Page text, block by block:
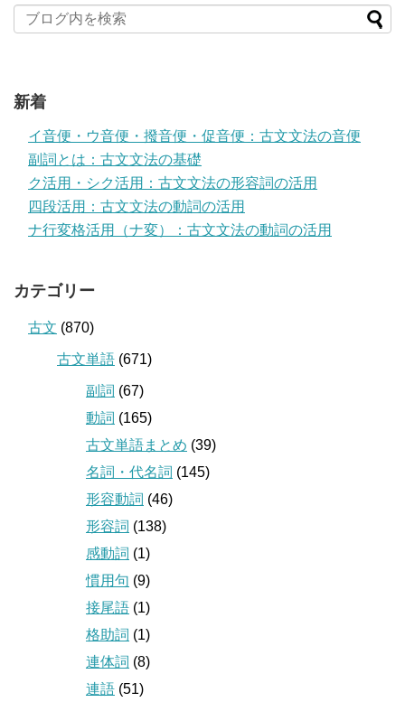
新着
イ音便・ウ音便・撥音便・促音便：古文文法の音便
副詞とは：古文文法の基礎
ク活用・シク活用：古文文法の形容詞の活用
四段活用：古文文法の動詞の活用
ナ行変格活用（ナ変）：古文文法の動詞の活用
カテゴリー
古文 (870)
古文単語 (671)
副詞 (67)
動詞 (165)
古文単語まとめ (39)
名詞・代名詞 (145)
形容動詞 (46)
形容詞 (138)
感動詞 (1)
慣用句 (9)
接尾語 (1)
格助詞 (1)
連体詞 (8)
連語 (51)